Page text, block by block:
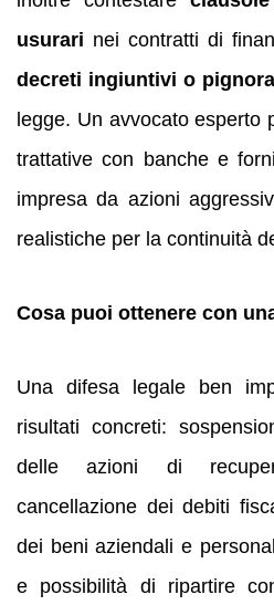
usurari nei contratti di
decreti ingiuntivi o
legge. Un avvocato esperto
trattative con banche e
impresa da azioni
realistiche per la continuità
Cosa puoi ottenere con
Una difesa legale ben
risultati concreti:
delle azioni di
cancellazione dei debiti
dei beni aziendali e
e possibilità di ripartire